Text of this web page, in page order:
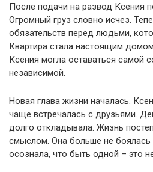
После подачи на развод Ксения
Огромный груз словно исчез.
обязательств перед людьми,
Квартира стала настоящим
Ксения могла оставаться самой
независимой.
Новая глава жизни началась.
чаще встречалась с друзьями.
долго откладывала. Жизнь
смыслом. Она больше не боялась
осознала, что быть одной – это